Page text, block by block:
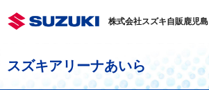
株式会社スズキ自販鹿児島
スズキアリーナあいら